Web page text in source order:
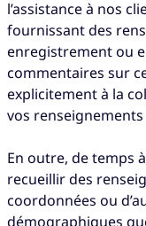
l’assistance à nos
fournissant des
enregistrement ou
commentaires sur
explicitement à la
vos
En outre, de temps
recueillir des
coordonnées ou
démographiques